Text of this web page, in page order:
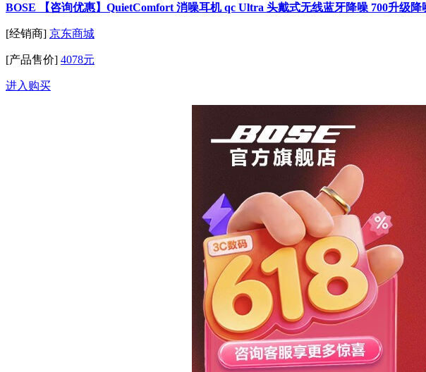
BOSE 【咨询优惠】QuietComfort 消噪耳机 qc Ultra 头戴式无线蓝牙降噪 700升级
[经销商] 京东商城
[产品售价] 4078元
进入购买